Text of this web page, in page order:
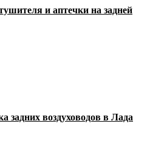
и аптечки на задней
задних воздуховодов в Лада